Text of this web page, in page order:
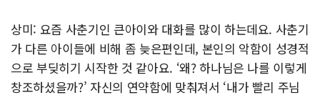
상미: 요즘 사춘기인 큰아이와 대화를 많이 하는데요. 사춘기
가 다른 아이들에 비해 좀 늦은편인데, 본인의 악함이 성경적
으로 부딪히기 시작한 것 같아요. ‘왜? 하나님은 나를 이렇게
창조하셨을까?’ 자신의 연약함에 맞춰져서 ‘내가 빨리 주님